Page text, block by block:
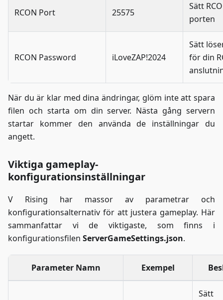
RCON Port 25575
Sätt
porten
RCON Password iLoveZAP!2024
Sätt
för din
När du är klar med dina ändringar, glöm inte att spara
filen och starta om din server. Nästa gång servern
startar kommer den använda de inställningar du
angett.
Viktiga gameplay-
konfigurationsinställningar
V Rising har massor av parametrar och
konfigurationsalternativ för att justera gameplay. Här
sammanfattar vi de viktigaste, som finns i
konfigurationsfilen ServerGameSettings.json.
Parameter Namn Exempel
Sätt